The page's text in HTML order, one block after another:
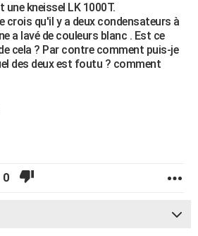
kneissel LK 1000T.
qu'il y a deux condensateurs à
a lavé de couleurs blanc . Est ce
cela ? Par contre comment puis-je
des deux est foutu ? comment
0